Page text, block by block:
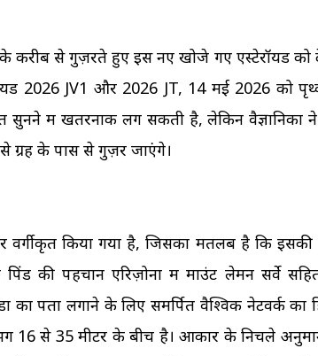
करीब से गुज़रते हुए इस नए खोजे गए एस्टेरॉयड
2026 JV1 और 2026 JT, 14 मई 2026 को
में खतरनाक लग सकती है, लेकिन वैज्ञानिकों ने
ग्रह के पास से गुज़र जाएंगे।
वर्गीकृत किया गया है, जिसका मतलब है कि इसकी
की पहचान एरिज़ोना में माउंट लेमन सर्वे
पता लगाने के लिए समर्पित वैश्विक नेटवर्क का
16 से 35 मीटर के बीच है। आकार के निचले